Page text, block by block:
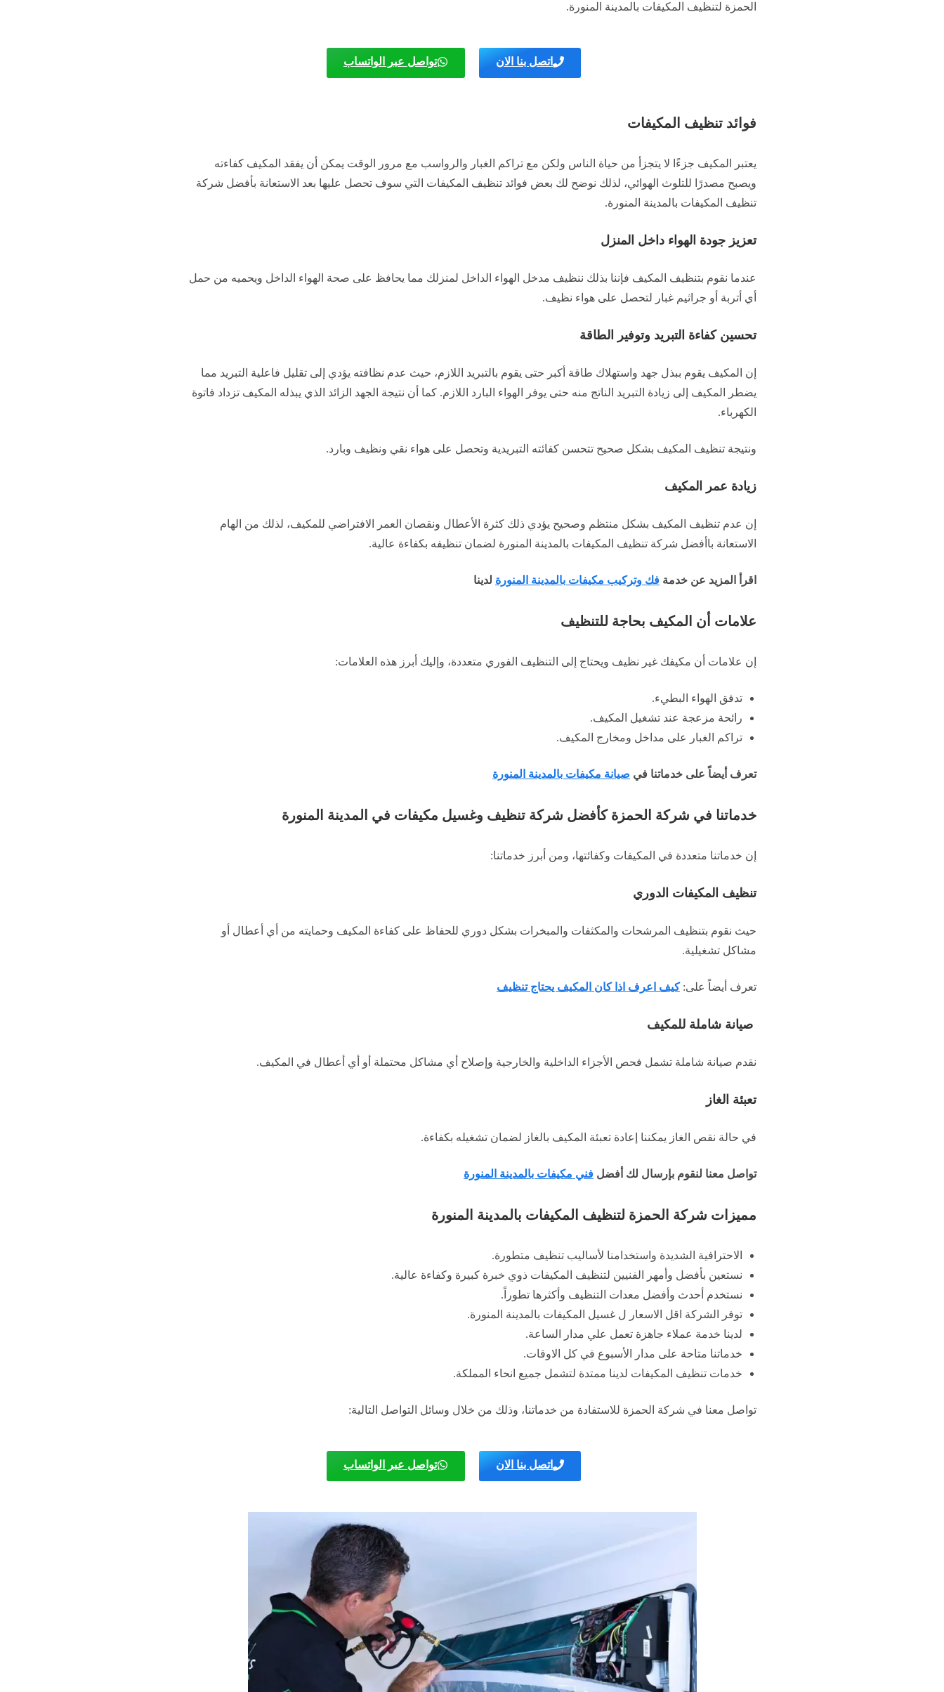
الحمزة لتنظيف المكيفات بالمدينة المنورة.
اتصل بنا الان تواصل عبر الواتساب
فوائد تنظيف المكيفات
يعتبر المكيف جزءًا لا يتجزأ من حياة الناس ولكن مع تراكم الغبار والرواسب مع مرور الوقت يمكن أن يفقد المكيف كفاءته
ويصبح مصدرًا للتلوث الهوائي، لذلك نوضح لك بعض فوائد تنظيف المكيفات التي سوف تحصل عليها بعد الاستعانة بأفضل شركة
تنظيف المكيفات بالمدينة المنورة.
تعزيز جودة الهواء داخل المنزل
عندما نقوم بتنظيف المكيف فإننا بذلك ننظيف مدخل الهواء الداخل لمنزلك مما يحافظ على صحة الهواء الداخل ويحميه من حمل
أي أتربة أو جراثيم غبار لتحصل على هواء نظيف.
تحسين كفاءة التبريد وتوفير الطاقة
إن المكيف يقوم ببذل جهد واستهلاك طاقة أكبر حتى يقوم بالتبريد اللازم، حيث عدم نظافته يؤدي إلى تقليل فاعلية التبريد مما
يضطر المكيف إلى زيادة التبريد الناتج منه حتى يوفر الهواء البارد اللازم. كما أن نتيجة الجهد الزائد الذي يبذله المكيف تزداد فاتوة
الكهرباء.
ونتيجة تنظيف المكيف بشكل صحيح تتحسن كفائته التبريدية وتحصل على هواء نقي ونظيف وبارد.
زيادة عمر المكيف
إن عدم تنظيف المكيف بشكل منتظم وصحيح يؤدي ذلك كثرة الأعطال ونقصان العمر الافتراضي للمكيف، لذلك من الهام
الاستعانة باأفضل شركة تنظيف المكيفات بالمدينة المنورة لضمان تنظيفه بكفاءة عالية.
اقرأ المزيد عن خدمة فك وتركيب مكيفات بالمدينة المنورة لدينا
علامات أن المكيف بحاجة للتنظيف
إن علامات أن مكيفك غير نظيف ويحتاج إلى التنظيف الفوري متعددة، وإليك أبرز هذه العلامات:
تدفق الهواء البطيء.
رائحة مزعجة عند تشغيل المكيف.
تراكم الغبار على مداخل ومخارج المكيف.
تعرف أيضاً على خدماتنا في صيانة مكيفات بالمدينة المنورة
خدماتنا في شركة الحمزة كأفضل شركة تنظيف وغسيل مكيفات في المدينة المنورة
إن خدماتنا متعددة في المكيفات وكفائتها، ومن أبرز خدماتنا:
تنظيف المكيفات الدوري
حيث نقوم بتنظيف المرشحات والمكثفات والمبخرات بشكل دوري للحفاظ على كفاءة المكيف وحمايته من أي أعطال أو
مشاكل تشغيلية.
تعرف أيضاً على: كيف اعرف اذا كان المكيف يحتاج تنظيف
صيانة شاملة للمكيف
نقدم صيانة شاملة تشمل فحص الأجزاء الداخلية والخارجية وإصلاح أي مشاكل محتملة أو أي أعطال في المكيف.
تعبئة الغاز
في حالة نقص الغاز يمكننا إعادة تعبئة المكيف بالغاز لضمان تشغيله بكفاءة.
تواصل معنا لنقوم بإرسال لك أفضل فني مكيفات بالمدينة المنورة
مميزات شركة الحمزة لتنظيف المكيفات بالمدينة المنورة
الاحترافية الشديدة واستخدامنا لأساليب تنظيف متطورة.
نستعين بأفضل وأمهر الفنيين لتنظيف المكيفات ذوي خبرة كبيرة وكفاءة عالية.
نستخدم أحدث وأفضل معدات التنظيف وأكثرها تطوراً.
توفر الشركة اقل الاسعار ل غسيل المكيفات بالمدينة المنورة.
لدينا خدمة عملاء جاهزة تعمل علي مدار الساعة.
خدماتنا متاحة على مدار الأسبوع في كل الاوقات.
خدمات تنظيف المكيفات لدينا ممتدة لتشمل جميع انحاء المملكة.
تواصل معنا في شركة الحمزة للاستفادة من خدماتنا، وذلك من خلال وسائل التواصل التالية:
اتصل بنا الان تواصل عبر الواتساب